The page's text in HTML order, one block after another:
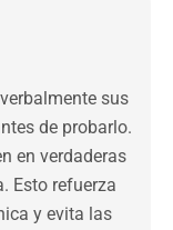
sus
de probarlo.
en verdaderas
Esto refuerza
y evita las